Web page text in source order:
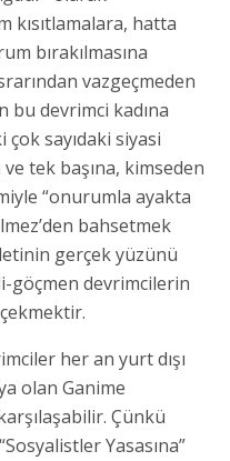
kısıtlamalara, hatta
bırakılmasına
vazgeçmeden
bu devrimci kadına
çok sayıdaki siyasi
tek başına, kimseden
“onurumla ayakta
bahsetmek
gerçek yüzünü
göçmen devrimcilerin
her an yurt dışı
olan Ganime
Çünkü
Yasasına”